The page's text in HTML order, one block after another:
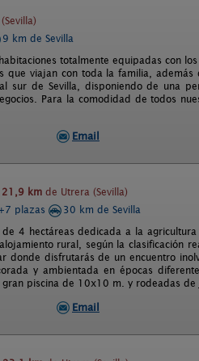
9 km de Sevilla
totalmente equipadas con
que viajan con toda la familia,
sur de Sevilla, disponiendo de una
Para la comodidad de todos
Email
21,9 km de Utrera (Sevilla)
plazas
30 km de Sevilla
4 hectáreas dedicada a la
rural, según la clasificación
donde disfrutarás de un encuentro
y ambientada en épocas
piscina de 10x10 m. y rodeadas
Email